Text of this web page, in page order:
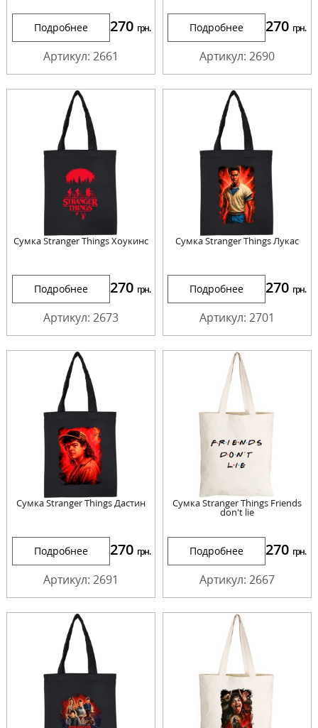
Подробнее 270 грн.
Артикул: 2661
Подробнее 270 грн.
Артикул: 2690
Сумка Stranger Things Хоукинс
Подробнее 270 грн.
Артикул: 2673
Сумка Stranger Things Лукас
Подробнее 270 грн.
Артикул: 2701
Сумка Stranger Things Дастин
Подробнее 270 грн.
Артикул: 2691
Сумка Stranger Things Friends
don't lie
Подробнее 270 грн.
Артикул: 2667